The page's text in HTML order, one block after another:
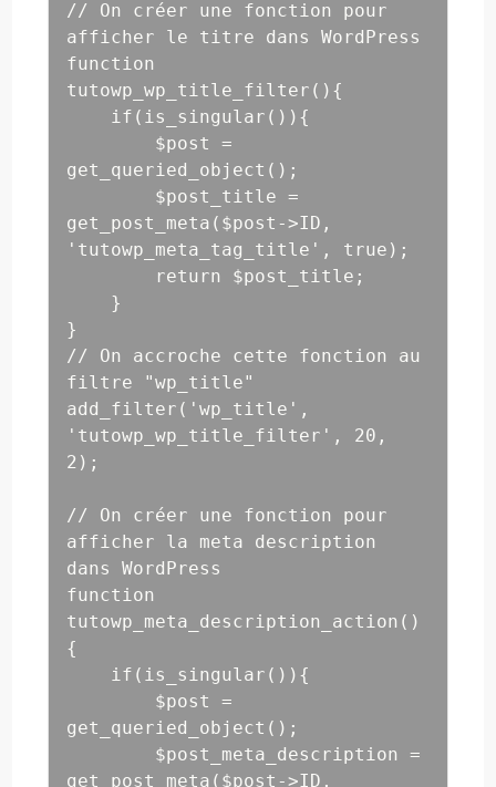
// On créer une fonction pour
afficher le titre dans WordPress
function
tutowp_wp_title_filter(){
get_queried_object();
get_post_meta($post->ID,
'tutowp_meta_tag_title', true);
}
// On accroche cette fonction au
filtre "wp_title"
add_filter('wp_title',
'tutowp_wp_title_filter', 20,
2);
// On créer une fonction pour
afficher la meta description
dans WordPress
function
tutowp_meta_description_action()
{
get_queried_object();
get_post_meta($post->ID,